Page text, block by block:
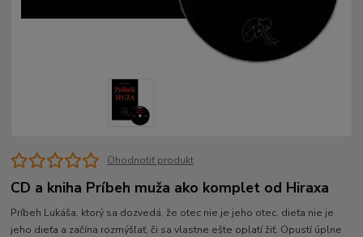
Ohodnotiť produkt
CD a kniha Príbeh muža ako komplet od Hiraxa
Príbeh Lukáša, ktorý sa dozvedá, že otec nie je jeho otec, dieťa nie je
jeho dieťa a začína rozmýšľať, či sa vlastne ešte oplatí žiť. Opustí úplne